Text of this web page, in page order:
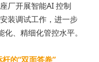
厂开展智能AI 控制
装调试工作，进一步
、精细化管控水平。
的“双面答卷”